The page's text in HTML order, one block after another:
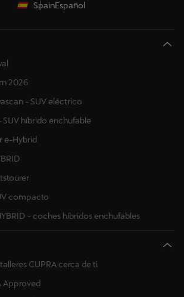
SpainEspañol
2026
- SUV eléctrico
SUV híbrido enchufable
e-Hybrid
compacto
- coches híbridos enchufables
CUPRA cerca de ti
Approved